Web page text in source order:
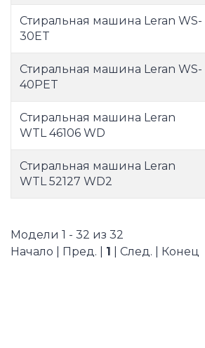
Стиральная машина Leran WS-
30ET
Стиральная машина Leran WS-
40PET
Стиральная машина Leran
WTL 46106 WD
Стиральная машина Leran
WTL 52127 WD2
Модели 1 - 32 из 32
Начало | Пред. | 1 | След. | Конец